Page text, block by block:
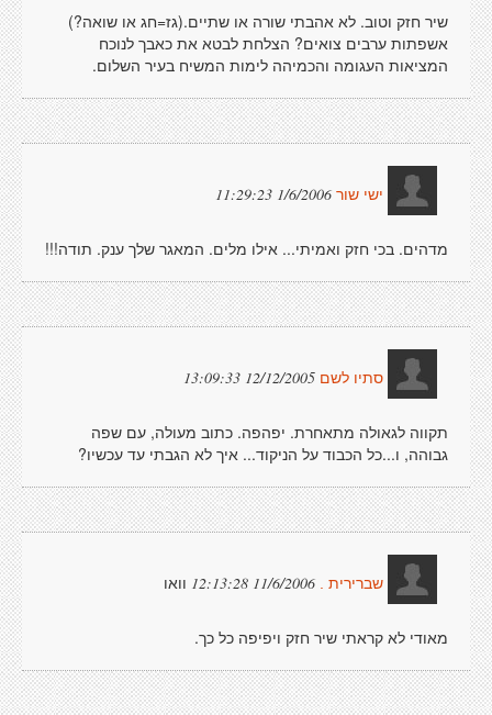
שיר חזק וטוב. לא אהבתי שורה או שתיים.(גז=חג או שואה?)
אשפתות ערבים צואים? הצלחת לבטא את כאבך לנוכח
המציאות העגומה והכמיהה לימות המשיח בעיר השלום.
ישי שור 1/6/2006 11:29:23
מדהים. בכי חזק ואמיתי... אילו מלים. המאגר שלך ענק. תודה!!!
סתיו לשם 12/12/2005 13:09:33
תקווה לגאולה מתאחרת. יפהפה. כתוב מעולה, עם שפה
גבוהה, ו...כל הכבוד על הניקוד... איך לא הגבתי עד עכשיו?
שברירית . 11/6/2006 12:13:28 וואו
מאודי לא קראתי שיר חזק ויפיפה כל כך.